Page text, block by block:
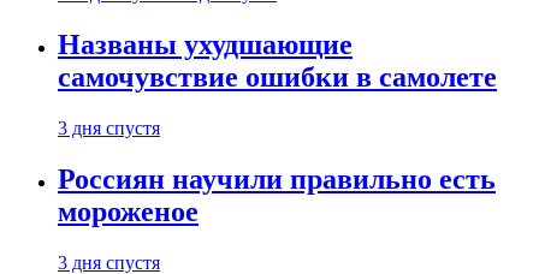
Названы ухудшающие
самочувствие ошибки в самолете
3 дня спустя
Россиян научили правильно есть
мороженое
3 дня спустя